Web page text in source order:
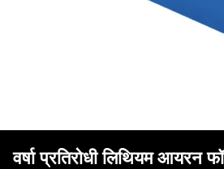
वर्षा प्रतिरोधी लिथियम आयरन